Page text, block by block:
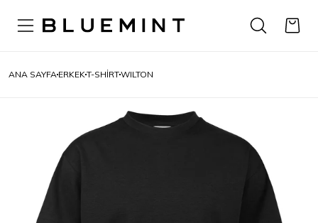
ANA SAYFA ERKEKT-SHIRTWILTON